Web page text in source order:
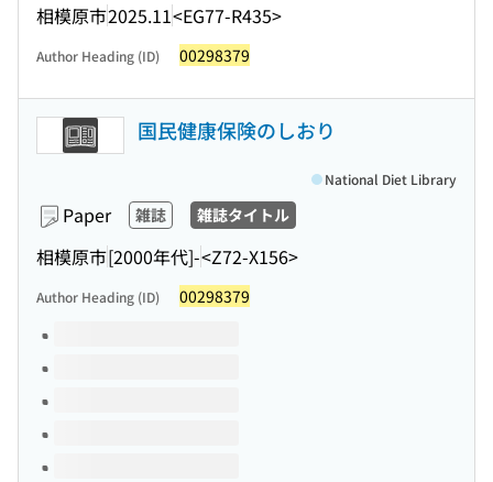
相模原市2025.11<EG77-R435>
Author Heading (ID) 00298379
国民健康保険のしおり
Paper 雑誌 雑誌タイトル
相模原市[2000年代]-<Z72-X156>
National Diet Library
Author Heading (ID) 00298379
Volumes of this title